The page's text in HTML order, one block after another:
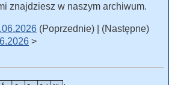
znajdziesz w naszym archiwum.
(Poprzednie) | (Następne)
>